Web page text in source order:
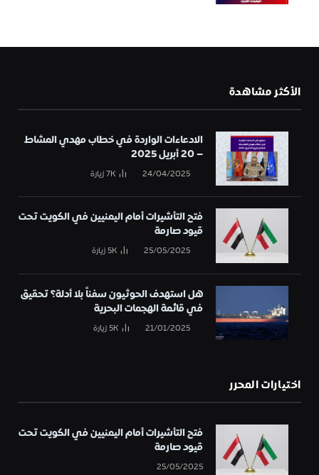
الأكثر مشاهدة
الادعاءات الواردة في خطاب مهدي المشاط
– 20 أبريل 2025
24/04/2025
7Kزيارة
فتح التأشيرات أمام اليمنيين في الكويت تحت
قيود صارمة
25/05/2025
5Kزيارة
هل استهدف الحوثيون سفناً بلا أدلة؟ تحقيق
في قائمة الهجمات البحرية
21/01/2025
5Kزيارة
اختيارات المحرر
فتح التأشيرات أمام اليمنيين في الكويت تحت
قيود صارمة
25/05/2025